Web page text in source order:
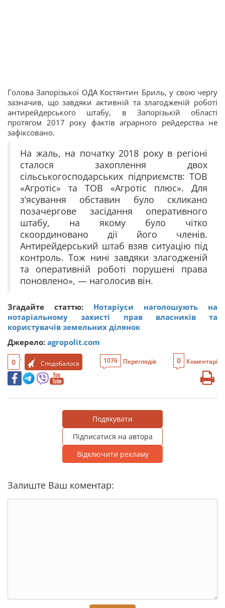
Голова Запорізької ОДА Костянтин Бриль, у свою чергу
зазначив, що завдяки активній та злагодженій роботі
антирейдерського штабу, в Запорізькій області
протягом 2017 року фактів аграрного рейдерства не
зафіксовано.
На жаль, на початку 2018 року в регіоні
сталося захоплення двох
сільськогосподарських підприємств: ТОВ
«Агротіс» та ТОВ «Агротіс плюс». Для
з’ясування обставин було скликано
позачергове засідання оперативного
штабу, на якому було чітко
скоординовано дії його членів.
Антирейдерський штаб взяв ситуацію під
контроль. Тож нині завдяки злагодженій
та оперативній роботі порушені права
поновлено», — наголосив він.
Згадайте статтю: Нотаріуси наголошують на
нотаріальному захисті прав власників та
користувачів земельних ділянок
Джерело: agropolit.com
0 Сподобалося 1076 Переглядів 0 Коментарі
Подякувати
Підписатися на автора
Відключити рекламу
Залиште Ваш коментар: